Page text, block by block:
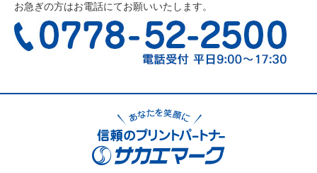
お急ぎの方はお電話にてお願いいたします。